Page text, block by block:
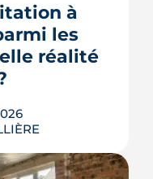
à
les
réalité